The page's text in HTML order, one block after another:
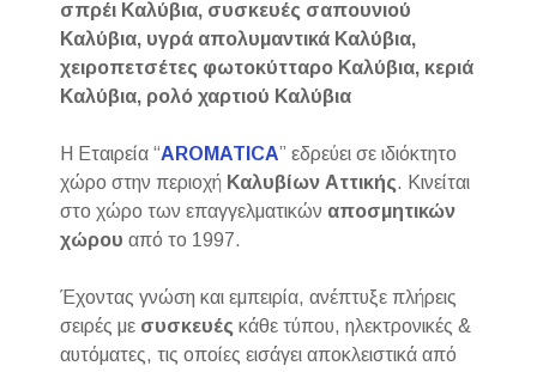
σπρέι Καλύβια, συσκευές σαπουνιού
Καλύβια, υγρά απολυμαντικά Καλύβια,
χειροπετσέτες φωτοκύτταρο Καλύβια, κεριά
Καλύβια, ρολό χαρτιού Καλύβια
Η Εταιρεία “AROMATICA” εδρεύει σε ιδιόκτητο
χώρο στην περιοχή Καλυβίων Αττικής. Κινείται
στο χώρο των επαγγελματικών αποσμητικών
χώρου από το 1997.
Έχοντας γνώση και εμπειρία, ανέπτυξε πλήρεις
σειρές με συσκευές κάθε τύπου, ηλεκτρονικές &
αυτόματες, τις οποίες εισάγει αποκλειστικά από